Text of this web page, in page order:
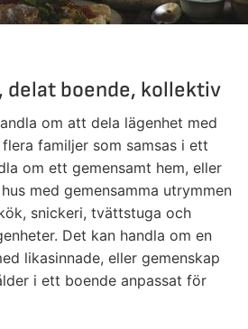
delat boende, kollektiv
om att dela lägenhet med
familjer som samsas i ett
om ett gemensamt hem, eller
med gemensamma utrymmen
snickeri, tvättstuga och
Det kan handla om en
likasinnade, eller gemenskap
i ett boende anpassat för